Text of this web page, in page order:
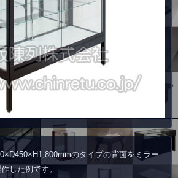
のタイプの背面をミラー
した例です。